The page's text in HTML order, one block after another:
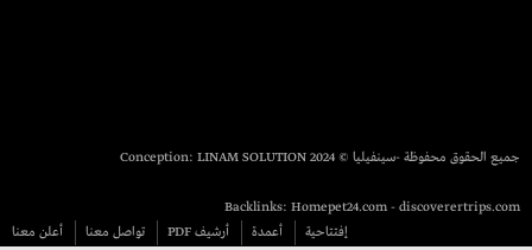
جميع الحقوق محفوظة -سينفيليا © 2024 Conception: LINAM SOLUTION
Backlinks: Homepet24.com - discoverertrips.com
إفتتاحية
أعمدة أرشيف PDF تواصل معنا أعلن معنا